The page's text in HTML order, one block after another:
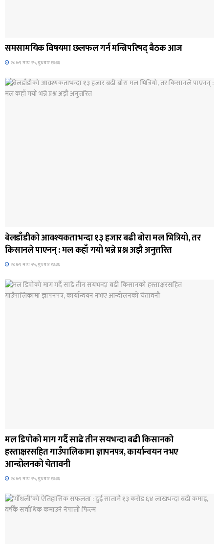
समसामयिक विषयमा छलफल गर्न मन्त्रिपरिषद् बैठक आज
२०७९ माघ २५, बुधबार १३:३६
बेलडाँडीको आवश्यकताभन्दा १३ हजार बढी बोरा मल भित्रियो, तर
किसानले पाएनन् : मल कहाँ गयो भन्ने प्रश्न अझै अनुत्तरित
२०७९ माघ २५, बुधबार १३:३६
मल डिपोको माग गर्दै साढे तीन सयभन्दा बढी किसानको
हस्ताक्षरसहित गाउँपालिकामा ज्ञापनपत्र, कार्यान्वयन नभए
आन्दोलनको चेतावनी
२०७९ माघ २५, बुधबार १३:३६